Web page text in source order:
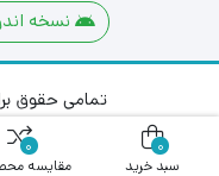
نسخه
تمامی حقوق
0
سبد خرید
0
مقایسه